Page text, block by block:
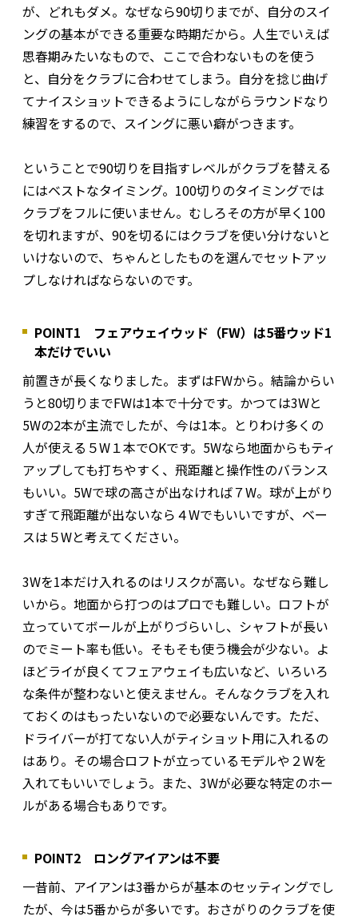
が、どれもダメ。なぜなら90切りまでが、自分のスイ
ングの基本ができる重要な時期だから。人生でいえば
思春期みたいなもので、ここで合わないものを使う
と、自分をクラブに合わせてしまう。自分を捻じ曲げ
てナイスショットできるようにしながらラウンドなり
練習をするので、スイングに悪い癖がつきます。
ということで90切りを目指すレベルがクラブを替える
にはベストなタイミング。100切りのタイミングでは
クラブをフルに使いません。むしろその方が早く100
を切れますが、90を切るにはクラブを使い分けないと
いけないので、ちゃんとしたものを選んでセットアッ
プしなければならないのです。
POINT1 フェアウェイウッド（FW）は5番ウッド1
本だけでいい
前置きが長くなりました。まずはFWから。結論からい
うと80切りまでFWは1本で十分です。かつては3Wと
5Wの2本が主流でしたが、今は1本。とりわけ多くの
人が使える５W１本でOKです。5Wなら地面からもティ
アップしても打ちやすく、飛距離と操作性のバランス
もいい。5Wで球の高さが出なければ７W。球が上がり
すぎて飛距離が出ないなら４Wでもいいですが、ベー
スは５Wと考えてください。
3Wを1本だけ入れるのはリスクが高い。なぜなら難し
いから。地面から打つのはプロでも難しい。ロフトが
立っていてボールが上がりづらいし、シャフトが長い
のでミート率も低い。そもそも使う機会が少ない。よ
ほどライが良くてフェアウェイも広いなど、いろいろ
な条件が整わないと使えません。そんなクラブを入れ
ておくのはもったいないので必要ないんです。ただ、
ドライバーが打てない人がティショット用に入れるの
はあり。その場合ロフトが立っているモデルや２Wを
入れてもいいでしょう。また、3Wが必要な特定のホー
ルがある場合もありです。
POINT2 ロングアイアンは不要
一昔前、アイアンは3番からが基本のセッティングでし
たが、今は5番からが多いです。おさがりのクラブを使